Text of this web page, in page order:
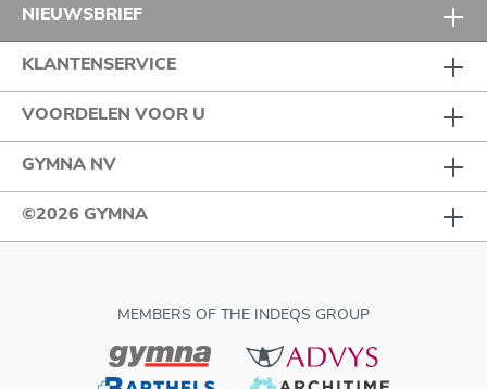
NIEUWSBRIEF
KLANTENSERVICE
VOORDELEN VOOR U
GYMNA NV
©2026 GYMNA
MEMBERS OF THE INDEQS GROUP